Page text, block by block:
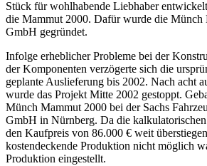
Stück für wohlhabende Liebhaber
die Mammut 2000. Dafür wurde die Münch
GmbH gegründet.
Infolge erheblicher Probleme bei der
der Komponenten verzögerte sich die
geplante Auslieferung bis 2002. Nach acht
wurde das Projekt Mitte 2002 gestoppt.
Münch Mammut 2000 bei der Sachs
GmbH in Nürnberg. Da die
den Kaufpreis von 86.000 € weit
kostendeckende Produktion nicht möglich
Produktion eingestellt.